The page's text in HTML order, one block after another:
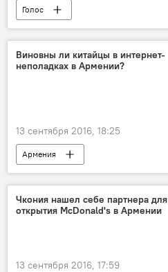
Голос
Виновны ли китайцы в интернет-
неполадках в Армении?
13 сентября 2016, 18:25
Армения
Чкония нашел себе партнера для
открытия McDonald's в Армении
13 сентября 2016, 17:59